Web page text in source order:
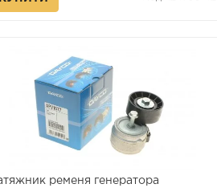
ременя генератора